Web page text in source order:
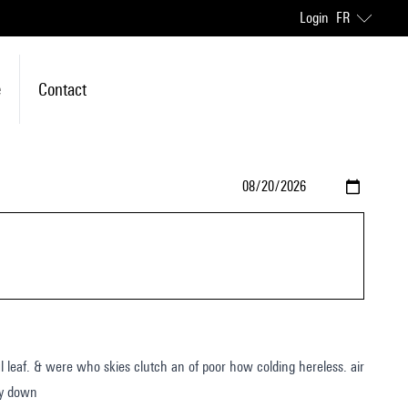
Login FR
Contact
down